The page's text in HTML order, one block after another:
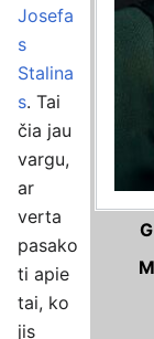
Josefa
s
Stalina
s. Tai
čia jau
vargu,
ar
verta
pasako
ti apie
tai, ko
jis